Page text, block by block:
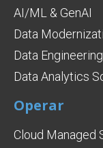
AI/ML & GenAI
Data
Data
Data Analytics
Operar
Cloud Managed